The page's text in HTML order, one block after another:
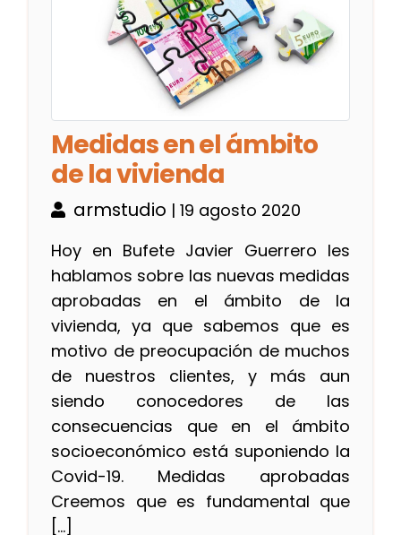
Medidas en el ámbito
de la vivienda
armstudio | 19 agosto 2020
Hoy en Bufete Javier Guerrero les
hablamos sobre las nuevas medidas
aprobadas en el ámbito de la
vivienda, ya que sabemos que es
motivo de preocupación de muchos
de nuestros clientes, y más aun
siendo conocedores de las
consecuencias que en el ámbito
socioeconómico está suponiendo la
Covid-19. Medidas aprobadas
Creemos que es fundamental que
[…]